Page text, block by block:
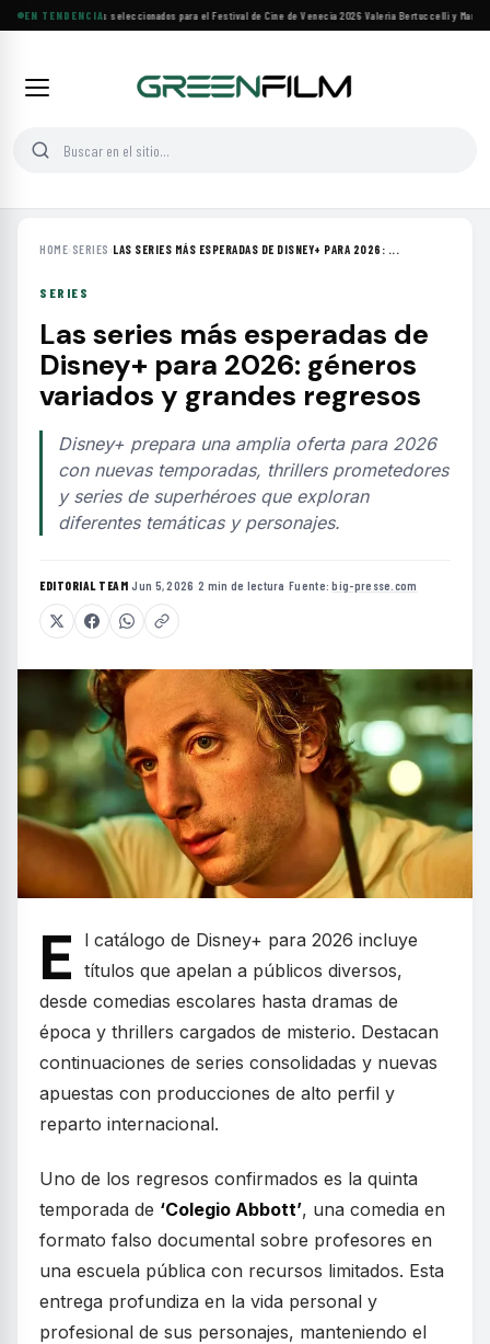
EN TENDENCIA
Siete filmes árabes seleccionados para el Festival de Cine de Venecia 2026·Valeria Bertuccelli y Martín
HOME› SERIES ›LAS SERIES MÁS ESPERADAS DE DISNEY+ PARA 2026: ...
SERIES
Las series más esperadas de
Disney+ para 2026: géneros
variados y grandes regresos
Disney+ prepara una amplia oferta para 2026
con nuevas temporadas, thrillers prometedores
y series de superhéroes que exploran
diferentes temáticas y personajes.
EDITORIAL TEAM·Jun 5, 2026 ·2 min de lectura ·Fuente:big-presse.com
E
l catálogo de Disney+ para 2026 incluye
títulos que apelan a públicos diversos,
desde comedias escolares hasta dramas de
época y thrillers cargados de misterio. Destacan
continuaciones de series consolidadas y nuevas
apuestas con producciones de alto perfil y
reparto internacional.
Uno de los regresos confirmados es la quinta
temporada de ‘Colegio Abbott’, una comedia en
formato falso documental sobre profesores en
una escuela pública con recursos limitados. Esta
entrega profundiza en la vida personal y
profesional de sus personajes, manteniendo el